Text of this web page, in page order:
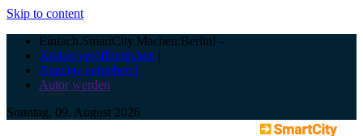
Skip to content
Einfach.SmartCity.Machen:Berlin! -
Artikel veröffentlichen |
Anzeige aufgeben |
Autor werden
Sonntag, 09. August 2026